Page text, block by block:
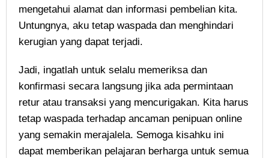
mengetahui alamat dan informasi pembelian kita.
Untungnya, aku tetap waspada dan menghindari
kerugian yang dapat terjadi.
Jadi, ingatlah untuk selalu memeriksa dan
konfirmasi secara langsung jika ada permintaan
retur atau transaksi yang mencurigakan. Kita harus
tetap waspada terhadap ancaman penipuan online
yang semakin merajalela. Semoga kisahku ini
dapat memberikan pelajaran berharga untuk semua